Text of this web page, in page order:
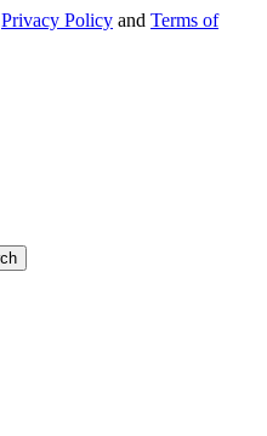
Privacy Policy and Terms of